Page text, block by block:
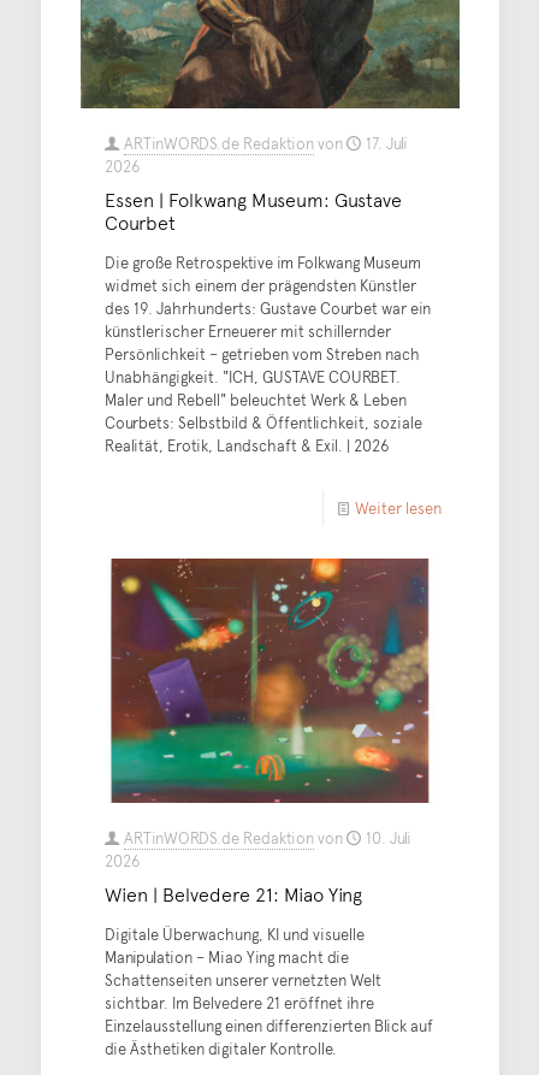
ARTinWORDS.de Redaktionvon
17. Juli
2026
Essen | Folkwang Museum: Gustave
Courbet
Die große Retrospektive im Folkwang Museum
widmet sich einem der prägendsten Künstler
des 19. Jahrhunderts: Gustave Courbet war ein
künstlerischer Erneuerer mit schillernder
Persönlichkeit – getrieben vom Streben nach
Unabhängigkeit. "ICH, GUSTAVE COURBET.
Maler und Rebell" beleuchtet Werk & Leben
Courbets: Selbstbild & Öffentlichkeit, soziale
Realität, Erotik, Landschaft & Exil. | 2026
Weiter lesen
ARTinWORDS.de Redaktionvon
10. Juli
2026
Wien | Belvedere 21: Miao Ying
Digitale Überwachung, KI und visuelle
Manipulation – Miao Ying macht die
Schattenseiten unserer vernetzten Welt
sichtbar. Im Belvedere 21 eröffnet ihre
Einzelausstellung einen differenzierten Blick auf
die Ästhetiken digitaler Kontrolle.